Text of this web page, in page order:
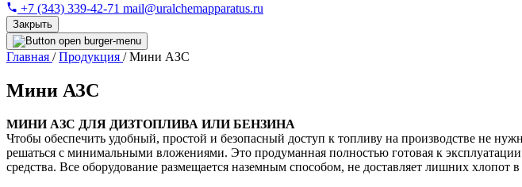
+7 (343) 339-42-71 mail@uralchemapparatus.ru
Закрыть
Главная /Продукция /Мини АЗС
Мини АЗС
МИНИ АЗС ДЛЯ ДИЗТОПЛИВА ИЛИ БЕНЗИНА
Чтобы обеспечить удобный, простой и безопасный доступ к топливу на производстве не
решаться с минимальными вложениями. Это продуманная полностью готовая к
средства. Все оборудование размещается наземным способом, не доставляет лишних